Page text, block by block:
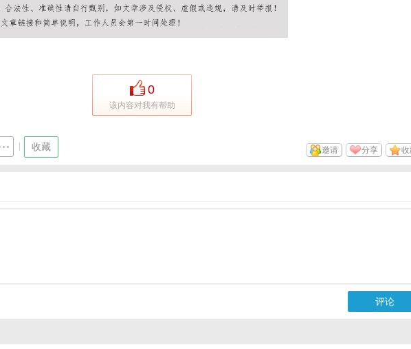
0
该内容对我有帮助
收藏 分享
邀请
评论